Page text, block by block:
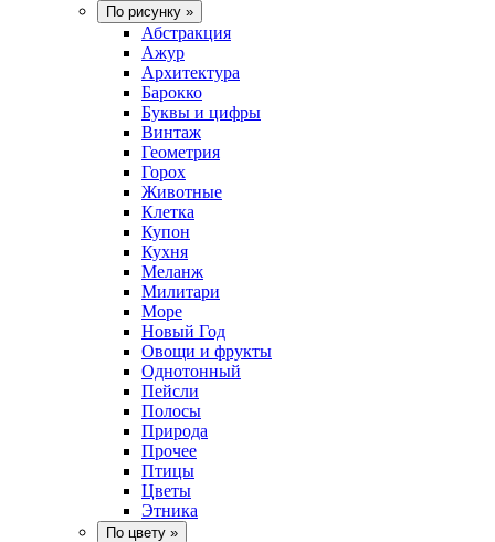
По рисунку »
Абстракция
Ажур
Архитектура
Барокко
Буквы и цифры
Винтаж
Геометрия
Горох
Животные
Клетка
Купон
Кухня
Меланж
Милитари
Море
Новый Год
Овощи и фрукты
Однотонный
Пейсли
Полосы
Природа
Прочее
Птицы
Цветы
Этника
По цвету »